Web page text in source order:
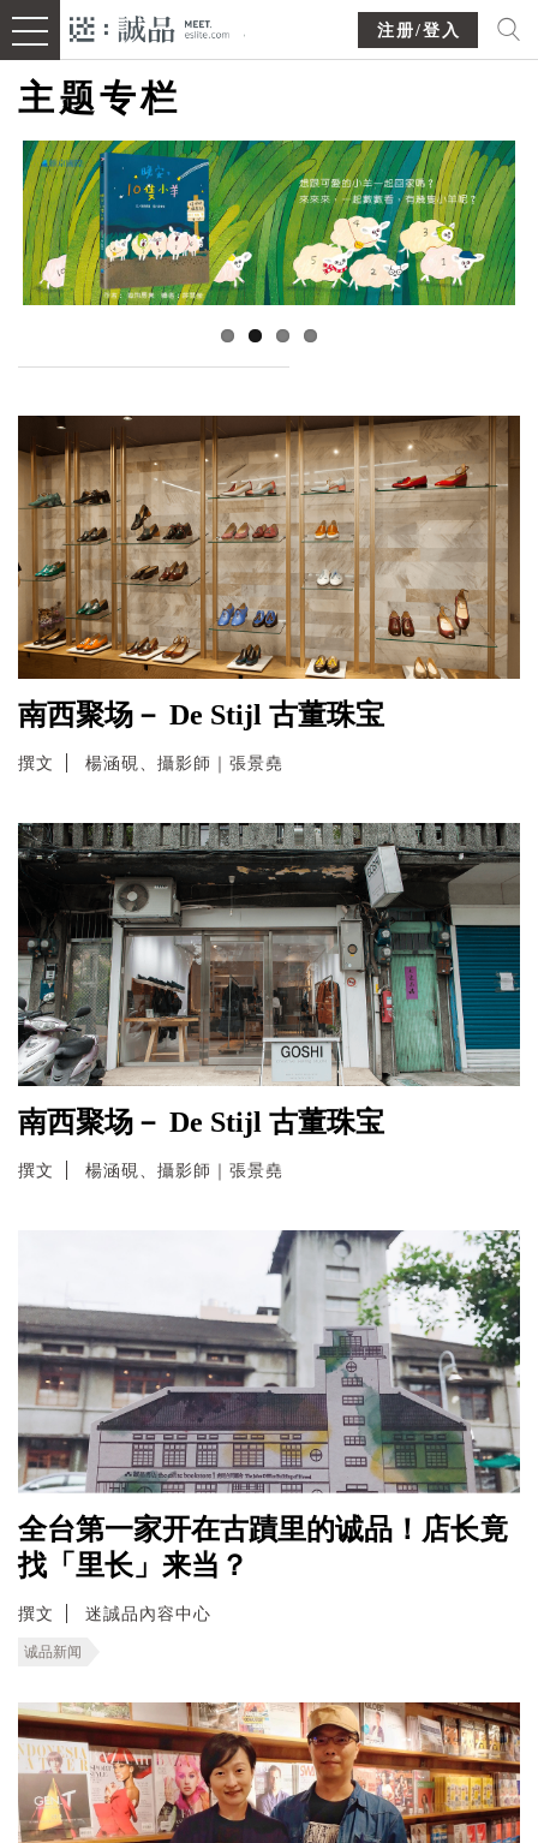
注册/登入
主题专栏
南西聚场－ De Stijl 古董珠宝
撰文 楊涵硯、攝影師｜張景堯
南西聚场－ De Stijl 古董珠宝
撰文 楊涵硯、攝影師｜張景堯
全台第一家开在古蹟里的诚品！店长竟
找「里长」来当？
撰文 迷誠品內容中心
诚品新闻